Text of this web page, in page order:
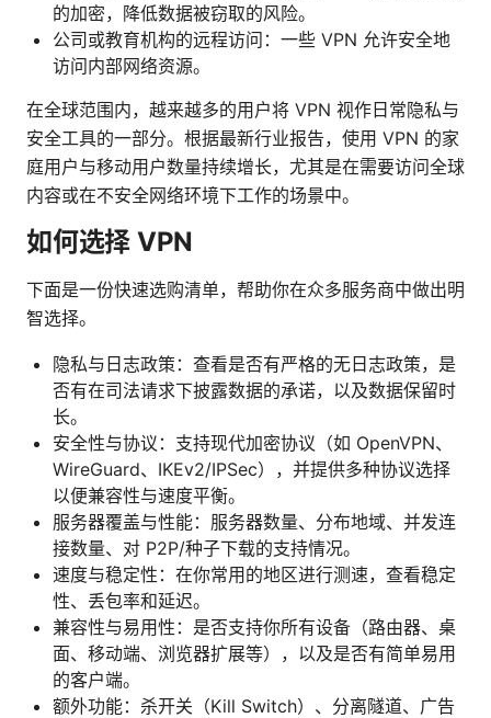
的加密，降低数据被窃取的风险。
公司或教育机构的远程访问：一些 VPN 允许安全地
访问内部网络资源。
在全球范围内，越来越多的用户将 VPN 视作日常隐私与
安全工具的一部分。根据最新行业报告，使用 VPN 的家
庭用户与移动用户数量持续增长，尤其是在需要访问全球
内容或在不安全网络环境下工作的场景中。
如何选择 VPN
下面是一份快速选购清单，帮助你在众多服务商中做出明
智选择。
隐私与日志政策：查看是否有严格的无日志政策，是
否有在司法请求下披露数据的承诺，以及数据保留时
长。
安全性与协议：支持现代加密协议（如 OpenVPN、
WireGuard、IKEv2/IPSec），并提供多种协议选择
以便兼容性与速度平衡。
服务器覆盖与性能：服务器数量、分布地域、并发连
接数量、对 P2P/种子下载的支持情况。
速度与稳定性：在你常用的地区进行测速，查看稳定
性、丢包率和延迟。
兼容性与易用性：是否支持你所有设备（路由器、桌
面、移动端、浏览器扩展等），以及是否有简单易用
的客户端。
额外功能：杀开关（Kill Switch）、分离隧道、广告